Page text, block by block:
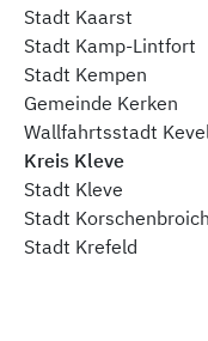
Stadt Kaarst
Stadt Kamp-Lintfort
Stadt Kempen
Gemeinde Kerken
Wallfahrtsstadt
Kreis Kleve
Stadt Kleve
Stadt Korschenbroich
Stadt Krefeld